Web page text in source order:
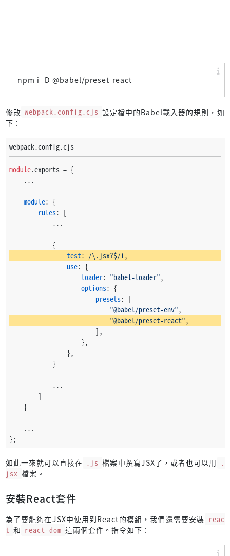
npm i -D @babel/preset-react
修改 webpack.config.cjs 設定檔中的Babel載入器的規則，如
下：
webpack.config.cjs
module.exports = {
    ...
module: {
rules: [
            ...
            {
test: /\.jsx?$/i ,
use: {
loader: "babel-loader",
options: {
presets: [
"@babel/preset-env",
"@babel/preset-react",
                        ],
                    },
                },
            }
            ...
        ]
    }
    ...
};
如此一來就可以直接在 .js 檔案中撰寫JSX了，或者也可以用 .
jsx 檔案。
安裝React套件
為了要能夠在JSX中使用到React的模組，我們還需要安裝 reac
t 和 react-dom 這兩個套件。指令如下：